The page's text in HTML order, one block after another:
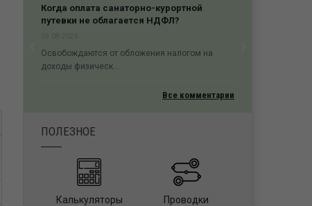
Когда оплата санаторно-курортной
путевки не облагается НДФЛ?
Освобождаются от обложения налогом на
доходы физическ...
Previous
Все комментарии
ПОЛЕЗНОЕ
Калькуляторы Проводки